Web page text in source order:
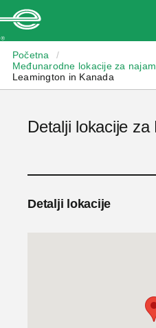
Početna
/
Međunarodne lokacije za
Leamington in Kanada
Detalji lokacije za
Detalji lokacije